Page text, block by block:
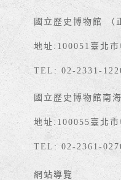
國立歷史博物館 （
地址:100051臺北
TEL: 02-2331-
國立歷史博物館南
地址:100055臺北
TEL: 02-2361-
網站導覽